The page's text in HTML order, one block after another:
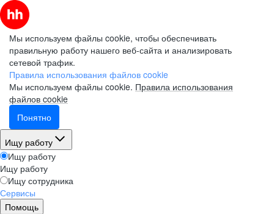
Мы используем файлы cookie, чтобы обеспечивать
правильную работу нашего веб-сайта и анализировать
сетевой трафик.
Правила использования файлов cookie
Мы используем файлы cookie. Правила использования
файлов cookie
Понятно
Ищу работу
Ищу работу
Ищу работу
Ищу сотрудника
Сервисы
Помощь